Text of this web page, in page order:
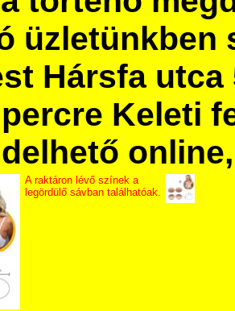
üzletünkben
Hársfa utca
Keleti
A raktáron lévő színek a
legördülő sávban találhatóak.